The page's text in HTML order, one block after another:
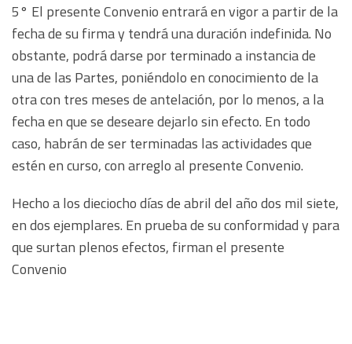
5° El presente Convenio entrará en vigor a partir de la
fecha de su firma y tendrá una duración indefinida. No
obstante, podrá darse por terminado a instancia de
una de las Partes, poniéndolo en conocimiento de la
otra con tres meses de antelación, por lo menos, a la
fecha en que se deseare dejarlo sin efecto. En todo
caso, habrán de ser terminadas las actividades que
estén en curso, con arreglo al presente Convenio.
Hecho a los dieciocho días de abril del año dos mil siete,
en dos ejemplares. En prueba de su conformidad y para
que surtan plenos efectos, firman el presente
Convenio